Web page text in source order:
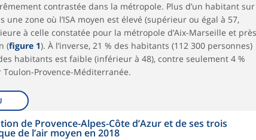
contrastée dans la métropole. Plus d’un habitant sur
zone où l’ISA moyen est élevé (supérieur ou égal à 57,
à celle constatée pour la métropole d’Aix-Marseille et près
(figure 1). À l’inverse, 21 % des habitants (112 300 personnes)
habitants est faible (inférieur à 48), contre seulement 4 %
Provence-Méditerranée.
de Provence-Alpes-Côte d’Azur et de ses trois
de l’air moyen en 2018